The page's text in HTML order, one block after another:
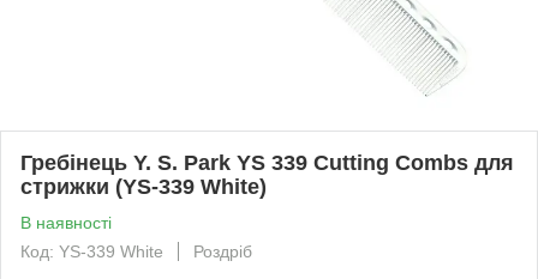
Гребінець Y. S. Park YS 339 Cutting Combs для
стрижки (YS-339 White)
В наявності
Код: YS-339 White
Роздріб